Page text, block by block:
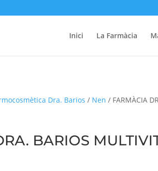
Inici La Farmàcia
Dra. Barios / Nen / FARMÀCIA
BARIOS